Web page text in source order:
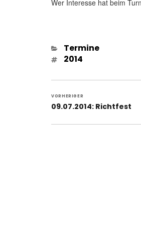
Wer Interesse hat beim
Kategorien
Termine
Schlagwörter
2014
VORHERIGER
Vorheriger
09.07.2014: Richtfest